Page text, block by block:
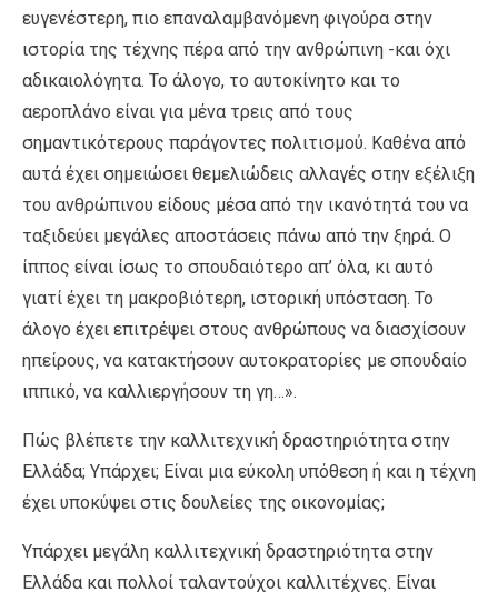
ευγενέστερη, πιο επαναλαμβανόμενη φιγούρα στην
ιστορία της τέχνης πέρα από την ανθρώπινη -και όχι
αδικαιολόγητα. Το άλογο, το αυτοκίνητο και το
αεροπλάνο είναι για μένα τρεις από τους
σημαντικότερους παράγοντες πολιτισμού. Καθένα από
αυτά έχει σημειώσει θεμελιώδεις αλλαγές στην εξέλιξη
του ανθρώπινου είδους μέσα από την ικανότητά του να
ταξιδεύει μεγάλες αποστάσεις πάνω από την ξηρά. Ο
ίππος είναι ίσως το σπουδαιότερο απ’ όλα, κι αυτό
γιατί έχει τη μακροβιότερη, ιστορική υπόσταση. Το
άλογο έχει επιτρέψει στους ανθρώπους να διασχίσουν
ηπείρους, να κατακτήσουν αυτοκρατορίες με σπουδαίο
ιππικό, να καλλιεργήσουν τη γη…».
Πώς βλέπετε την καλλιτεχνική δραστηριότητα στην
Ελλάδα; Υπάρχει; Είναι μια εύκολη υπόθεση ή και η τέχνη
έχει υποκύψει στις δουλείες της οικονομίας;
Υπάρχει μεγάλη καλλιτεχνική δραστηριότητα στην
Ελλάδα και πολλοί ταλαντούχοι καλλιτέχνες. Είναι